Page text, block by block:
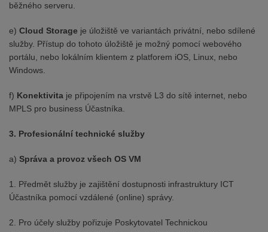
běžného serveru.
e) Cloud Storage je úložiště ve variantách privátní, nebo sdílené
služby. Přístup do tohoto úložiště je možný pomocí webového
portálu, nebo lokálním klientem z platforem iOS, Linux, nebo
Windows.
f) Konektivita je připojením na vrstvě L3 do sítě internet, nebo
MPLS pro business Účastníka.
3. Profesionální technické služby
a) Správa a provoz všech OS VM
1. Předmět služby je zajištění dostupnosti infrastruktury ICT
Účastníka pomocí vzdálené (online) správy.
2. Pro účely služby pořizuje Poskytovatel Technickou